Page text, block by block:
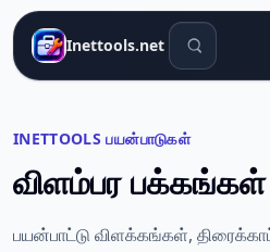
Inettools.net தேடல் கருவிகள்
INETTOOLS பயன்பாடுகள்
விளம்பர பக்கங்கள்
பயன்பாட்டு விளக்கங்கள்,